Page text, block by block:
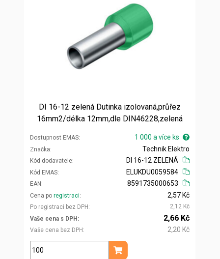
DI 16-12 zelená Dutinka izolovaná,průřez
16mm2/délka 12mm,dle DIN46228,zelená
Dostupnost EMAS 1 000 a více ks
Značka
Kód dodavatele
Technik Elektro
DI 16-12 ZELENÁ
Kód EMAS
EAN
ELUKDU0059584
8591735000653
Cena po registraci
Po registraci bez DPH
2,57 Kč
2,12 Kč
Vaše cena s DPH
Vaše cena bez DPH
2,66 Kč
2,20 Kč
ks
Přidat do košíku